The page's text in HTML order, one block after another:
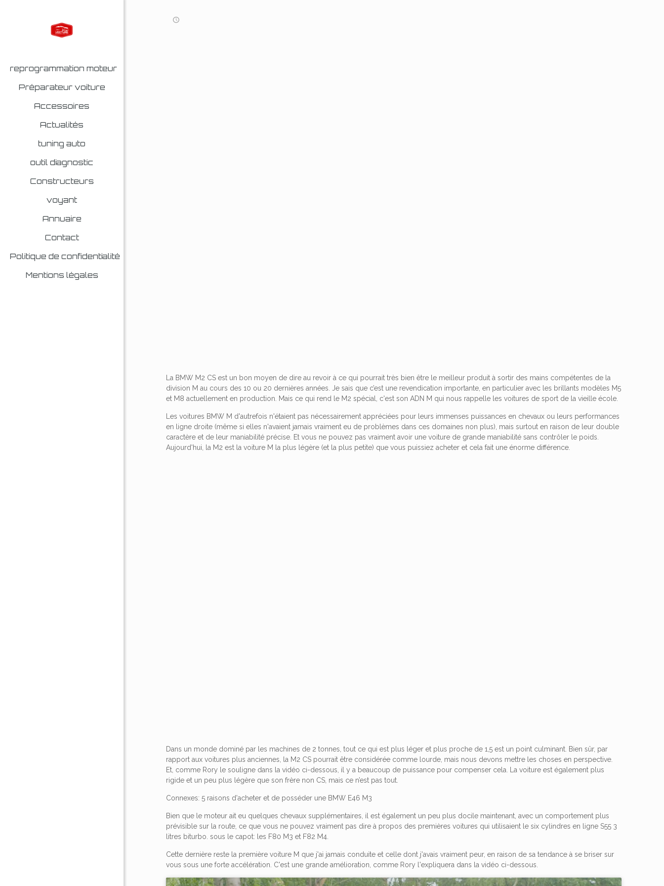
reprogrammation moteur
Préparateur voiture
Accessoires
Actualités
tuning auto
outil diagnostic
Constructeurs
voyant
Annuaire
Contact
Politique de confidentialité
Mentions légales
La BMW M2 CS est un bon moyen de dire au revoir à ce qui pourrait très bien être le meilleur produit à sortir des mains compétentes de la
division M au cours des 10 ou 20 dernières années. Je sais que c’est une revendication importante, en particulier avec les brillants modèles M5
et M8 actuellement en production. Mais ce qui rend le M2 spécial, c'est son ADN M qui nous rappelle les voitures de sport de la vieille école.
Les voitures BMW M d'autrefois n'étaient pas nécessairement appréciées pour leurs immenses puissances en chevaux ou leurs performances
en ligne droite (même si elles n'avaient jamais vraiment eu de problèmes dans ces domaines non plus), mais surtout en raison de leur double
caractère et de leur maniabilité précise. Et vous ne pouvez pas vraiment avoir une voiture de grande maniabilité sans contrôler le poids.
Aujourd'hui, la M2 est la voiture M la plus légère (et la plus petite) que vous puissiez acheter et cela fait une énorme différence.
Dans un monde dominé par les machines de 2 tonnes, tout ce qui est plus léger et plus proche de 1,5 est un point culminant. Bien sûr, par
rapport aux voitures plus anciennes, la M2 CS pourrait être considérée comme lourde, mais nous devons mettre les choses en perspective.
Et, comme Rory le souligne dans la vidéo ci-dessous, il y a beaucoup de puissance pour compenser cela. La voiture est également plus
rigide et un peu plus légère que son frère non CS, mais ce n’est pas tout.
Connexes: 5 raisons d'acheter et de posséder une BMW E46 M3
Bien que le moteur ait eu quelques chevaux supplémentaires, il est également un peu plus docile maintenant, avec un comportement plus
prévisible sur la route, ce que vous ne pouvez vraiment pas dire à propos des premières voitures qui utilisaient le six cylindres en ligne S55 3
litres biturbo. sous le capot: les F80 M3 et F82 M4.
Cette dernière reste la première voiture M que j'ai jamais conduite et celle dont j'avais vraiment peur, en raison de sa tendance à se briser sur
vous sous une forte accélération. C'est une grande amélioration, comme Rory l'expliquera dans la vidéo ci-dessous.